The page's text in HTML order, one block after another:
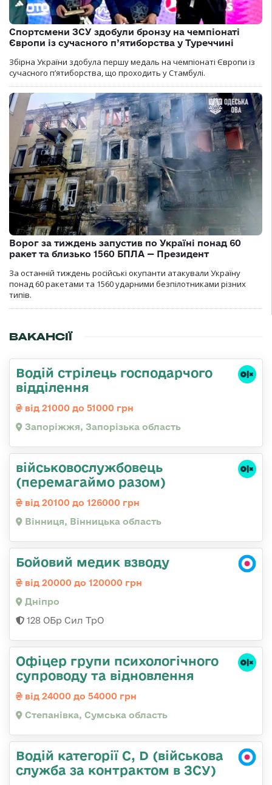
Спортсмени ЗСУ здобули бронзу на чемпіонаті
Європи із сучасного п’ятиборства у Туреччині
Збірна України здобула першу медаль на чемпіонаті Європи із
сучасного п’ятиборства, що проходить у Стамбулі.
Ворог за тиждень запустив по Україні понад 60
ракет та близько 1560 БПЛА — Президент
За останній тиждень російські окупанти атакували Україну
понад 60 ракетами та 1560 ударними безпілотниками різних
типів.
ВАКАНСІЇ
Водій стрілець господарчого
відділення
від 21000 до 51000 грн
Запоріжжя, Запорізька область
військовослужбовець
(перемагаймо разом)
від 20100 до 126000 грн
Вінниця, Вінницька область
Бойовий медик взводу
від 20000 до 120000 грн
Дніпро
128 ОБр Сил ТрО
Офіцер групи психологічного
супроводу та відновлення
від 24000 до 54000 грн
Степанівка, Сумська область
Водій категорії C, D (військова
служба за контрактом в ЗСУ)